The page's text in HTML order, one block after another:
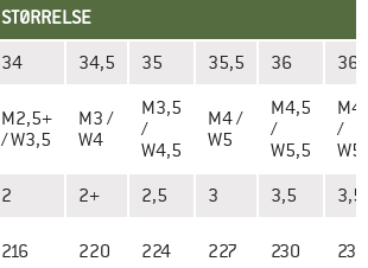
STØRRELSE
34 34,5 35 35,5 36
M2,5+
/ W3,5
M3 /
W4
M3,5
/
W4,5
M4 /
W5
M4,5
/
W5,5
/
2 2+ 2,5 3 3,5
216 220 224 227 230 234